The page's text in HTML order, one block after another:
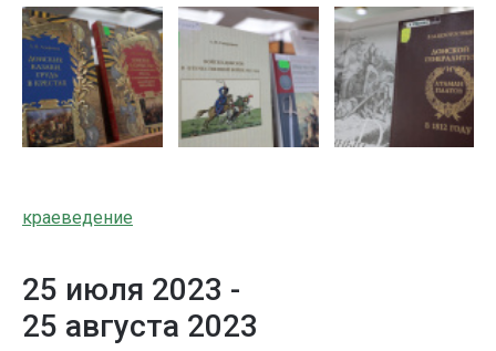
краеведение
25 июля 2023 -
25 августа 2023